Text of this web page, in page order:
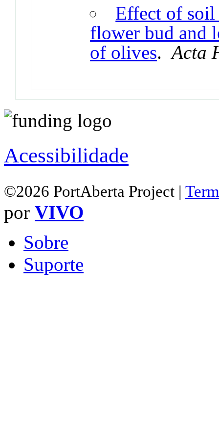
Effect of
flower bud and
of olives.Acta
Acessibilidade
©2026 PortAberta Project |
por VIVO
Sobre
Suporte